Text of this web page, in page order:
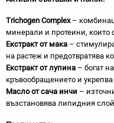
Trichogen Complex–
минерали и протеини, които
Екстракт от мака –
на растеж и предотвратява
Екстракт от лупина – богат
кръвообращението и
Масло от сача инчи –
възстановява липидния